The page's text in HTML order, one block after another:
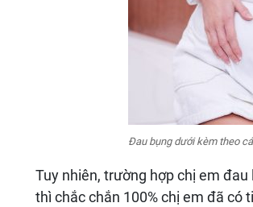
Đau bụng dưới kèm theo
Tuy nhiên, trường hợp chị em
thì chắc chắn 100% chị em đã có